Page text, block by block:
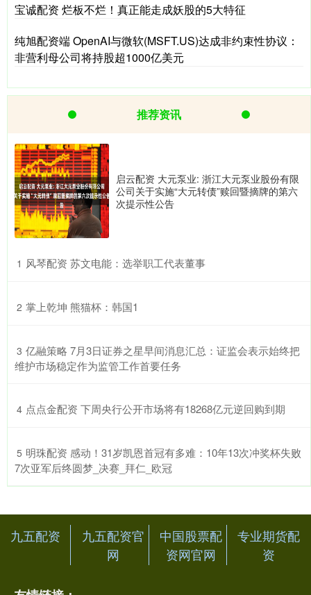
宝诚配资 烂板不烂！真正能走成妖股的5大特征
纯旭配资端 OpenAI与微软(MSFT.US)达成非约束性协议：
非营利母公司将持股超1000亿美元
推荐资讯
启云配资 大元泵业: 浙江大元泵业股份有限
公司关于实施“大元转债”赎回暨摘牌的第六
次提示性公告
1 ​风琴配资 苏文电能：选举职工代表董事
2 ​掌上乾坤 熊猫杯：韩国1
3 ​亿融策略 7月3日证券之星早间消息汇总：证监会表示始终把
维护市场稳定作为监管工作首要任务
4 ​点点金配资 下周央行公开市场将有18268亿元逆回购到期
5 ​明珠配资 感动！31岁凯恩首冠有多难：10年13次冲奖杯失败
7次亚军后终圆梦_决赛_拜仁_欧冠
九五配资
九五配资官
网
中国股票配
资网官网
专业期货配
资